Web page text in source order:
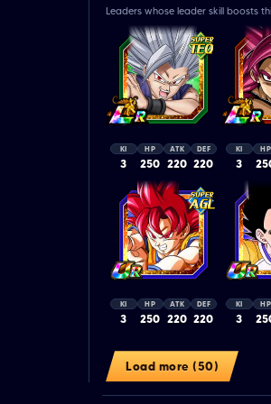
Leaders whose leader skill boosts
KI
3
HP
250
ATK
220
DEF
220
KI
3
HP
KI
3
HP
250
ATK
220
DEF
220
KI
3
HP
Load more (50)